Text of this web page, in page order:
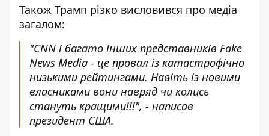
Також Трамп різко висловився про медіа
загалом:
"CNN і багато інших представників Fake
News Media - це провал із катастрофічно
низькими рейтингами. Навіть із новими
власниками вони навряд чи колись
стануть кращими!!!", - написав
президент США.